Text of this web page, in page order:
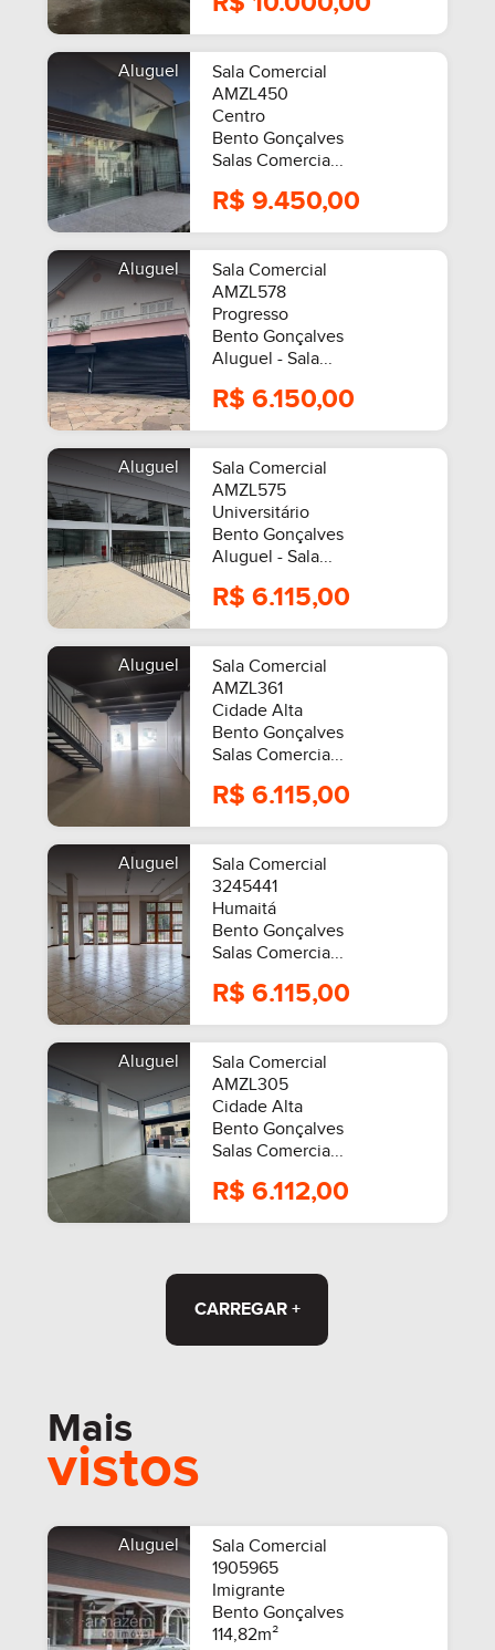
Aluguel
Sala Comercial
AMZL450
Centro
Bento Gonçalves
Salas Comercia...
R$ 9.450,00
Aluguel
Sala Comercial
AMZL578
Progresso
Bento Gonçalves
Aluguel - Sala...
R$ 6.150,00
Aluguel
Sala Comercial
AMZL575
Universitário
Bento Gonçalves
Aluguel - Sala...
R$ 6.115,00
Aluguel
Sala Comercial
AMZL361
Cidade Alta
Bento Gonçalves
Salas Comercia...
R$ 6.115,00
Aluguel
Sala Comercial
3245441
Humaitá
Bento Gonçalves
Salas Comercia...
R$ 6.115,00
Aluguel
Sala Comercial
AMZL305
Cidade Alta
Bento Gonçalves
Salas Comercia...
R$ 6.112,00
CARREGAR +
Mais
vistos
Aluguel
Sala Comercial
1905965
Imigrante
Bento Gonçalves
114,82m²